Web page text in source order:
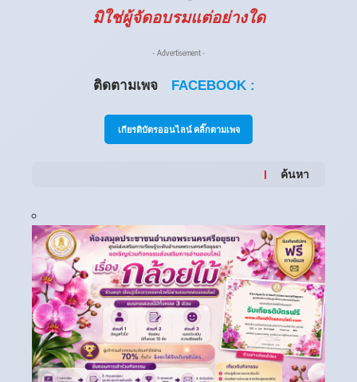
มิใช่ผู้จัดอบรมแต่อย่างใด
- Advertisement -
ติดตามเพจ FACEBOOK :
เกียรติบัตรออนไลน์ คลิ๊กตามเพจ
ค้นหา